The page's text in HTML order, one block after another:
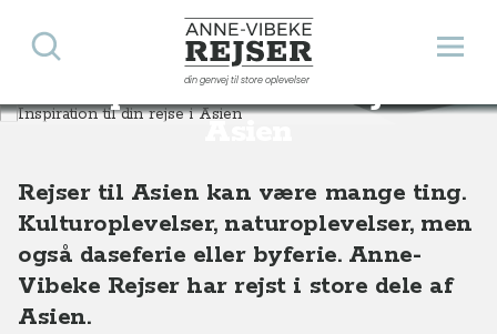
Anne-Vibeke Rejser
din genvej til store oplevelser
Åbn
Søg
Inspiration til din rejse i
Asien
Destinationer Asien
Rejser til Asien kan være mange ting.
Kulturoplevelser, naturoplevelser, men
også daseferie eller byferie. Anne-
Vibeke Rejser har rejst i store dele af
Asien.